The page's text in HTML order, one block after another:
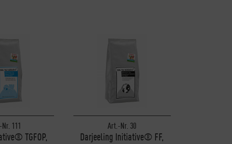
111
TGFOP,
Art.-Nr. 30
Darjeeling Initiative® FF,